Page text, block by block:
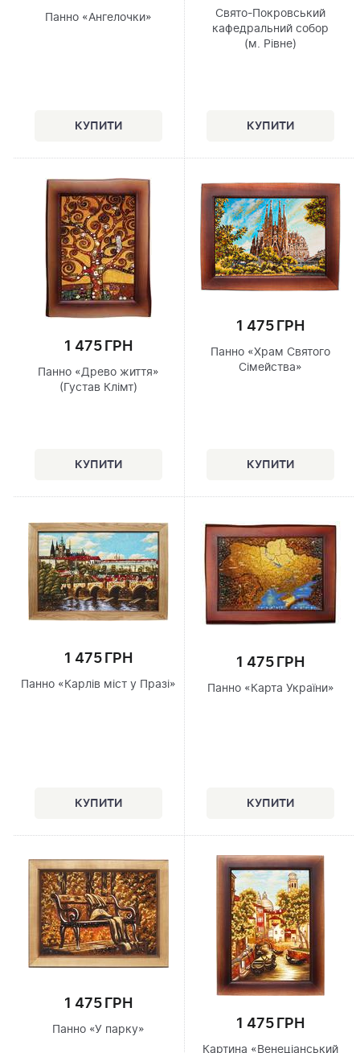
Панно «Ангелочки»
Свято-Покровський
кафедральний собор
(м. Рівне)
1 475 ГРН
Панно «Древо життя»
(Густав Клімт)
1 475 ГРН
Панно «Храм Святого
Сімейства»
1 475 ГРН
Панно «Карлів міст у Празі»
1 475 ГРН
Панно «Карта України»
1 475 ГРН
Панно «У парку» 1 475 ГРН
Картина «Венеціанський